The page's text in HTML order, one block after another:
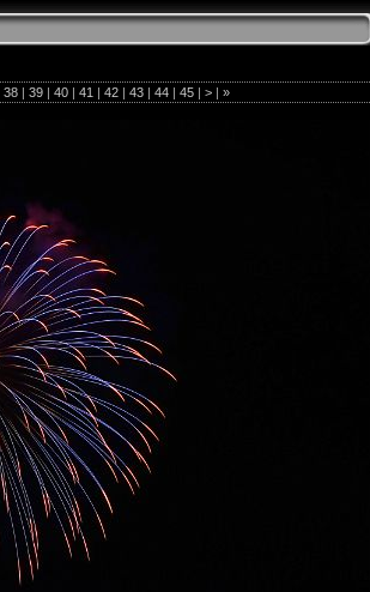
38 | 39 | 40 | 41 | 42 | 43 | 44 | 45 | > | »